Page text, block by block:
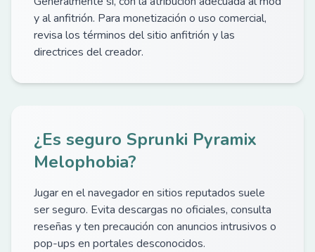
y al anfitrión. Para monetización o uso comercial,
revisa los términos del sitio anfitrión y las
directrices del creador.
¿Es seguro Sprunki Pyramix
Melophobia?
Jugar en el navegador en sitios reputados suele
ser seguro. Evita descargas no oficiales, consulta
reseñas y ten precaución con anuncios intrusivos o
pop-ups en portales desconocidos.